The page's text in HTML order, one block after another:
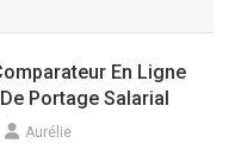
En Ligne
Portage Salarial
Aurélie